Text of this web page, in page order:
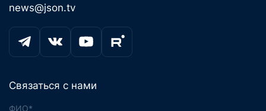
news@json.tv
Связаться с нами